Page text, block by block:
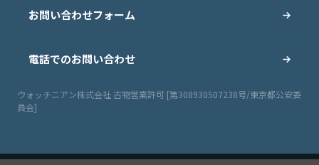
お問い合わせフォーム
電話でのお問い合わせ
ウォッチニアン株式会社 古物営業許可 [第308930507238号/東京都公安委
員会]